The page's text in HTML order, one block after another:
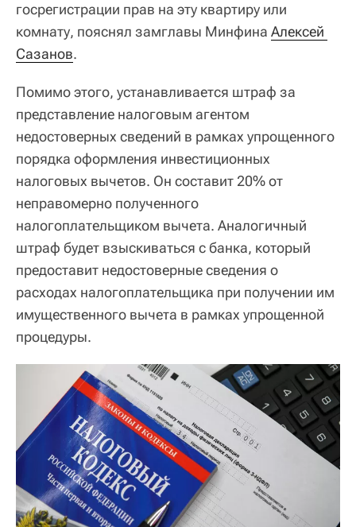
госрегистрации прав на эту квартиру или
комнату, пояснял замглавы Минфина Алексей
Сазанов.
Помимо этого, устанавливается штраф за
представление налоговым агентом
недостоверных сведений в рамках упрощенного
порядка оформления инвестиционных
налоговых вычетов. Он составит 20% от
неправомерно полученного
налогоплательщиком вычета. Аналогичный
штраф будет взыскиваться с банка, который
предоставит недостоверные сведения о
расходах налогоплательщика при получении им
имущественного вычета в рамках упрощенной
процедуры.